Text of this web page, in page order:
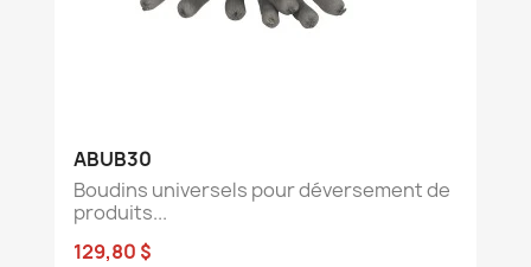
ABUB30
Boudins universels pour déversement de
produits...
129,80 $